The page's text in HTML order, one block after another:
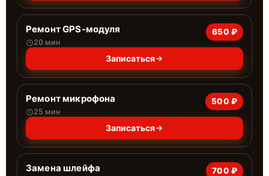
Ремонт GPS-модуля
20 мин
650 ₽
Записаться
Ремонт микрофона
25 мин
500 ₽
Записаться
Замена шлейфа 700 ₽